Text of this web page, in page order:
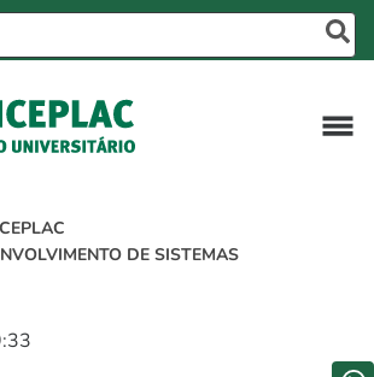
DE SISTEMAS